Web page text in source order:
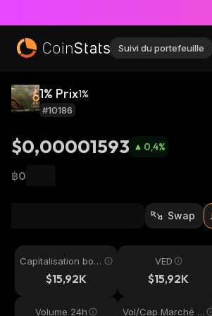
Suivi du portefeuille
1% Prix1%
#10186
$0,00001593 0,4%
฿0
Swap
Capitalisation bou
$15,92K
VED
$15,92K
Volume 24h Vol/Cap Marché 2